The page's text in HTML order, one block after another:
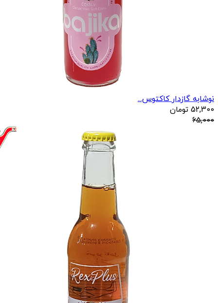
نوشابه گازدار کاکتوس...
52,300 تومان
65,000